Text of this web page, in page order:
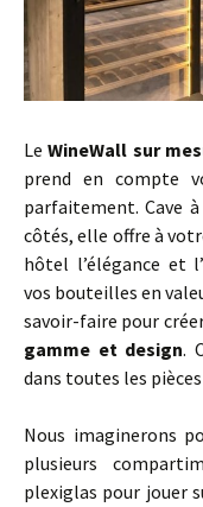
LeWineWall sur
prend en compte
parfaitement. Cave
côtés, elle offre à
hôtel l’élégance et
vos bouteilles en
savoir-faire pour
gamme et design.
dans toutes les
Nous imaginerons
plusieurs
plexiglas pour jouer